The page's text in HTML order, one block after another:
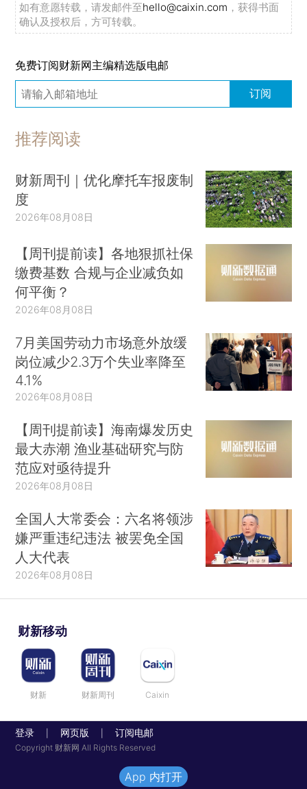
如有意愿转载，请发邮件至hello@caixin.com ，获得书面
确认及授权后，方可转载。
免费订阅财新网主编精选版电邮
订阅
推荐阅读
财新周刊｜优化摩托车报废制
度
2026年08月08日
【周刊提前读】各地狠抓社保
缴费基数 合规与企业减负如
何平衡？
2026年08月08日
7月美国劳动力市场意外放缓
岗位减少2.3万个失业率降至
4.1%
2026年08月08日
【周刊提前读】海南爆发历史
最大赤潮 渔业基础研究与防
范应对亟待提升
2026年08月08日
全国人大常委会：六名将领涉
嫌严重违纪违法 被罢免全国
人大代表
2026年08月08日
财新移动
财新 财新周刊 Caixin
登录 网页版 订阅电邮
Copyright 财新网 All Rights Reserved
App 内打开